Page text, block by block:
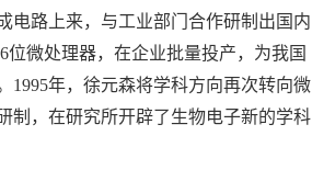
电路上来，与工业部门合作研制出国内
微处理器，在企业批量投产，为我国
1995年，徐元森将学科方向再次转向微
制，在研究所开辟了生物电子新的学科